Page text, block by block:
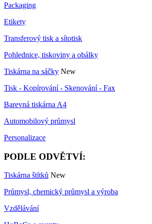
Packaging
Etikety
Transferový tisk a sítotisk
Pohlednice, tiskoviny a obálky
Tiskárna na sáčky New
Tisk - Kopírování - Skenování - Fax
Barevná tiskárna A4
Automobilový průmysl
Personalizace
PODLE ODVĚTVÍ:
Tiskárna štítků New
Průmysl, chemický průmysl a výroba
Vzdělávání